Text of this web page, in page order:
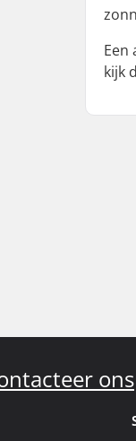
Een
kijk
ons